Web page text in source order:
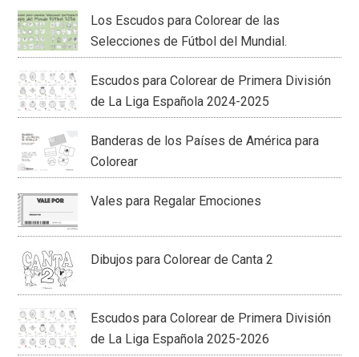
Los Escudos para Colorear de las
Selecciones de Fútbol del Mundial.
Escudos para Colorear de Primera División
de La Liga Española 2024-2025
Banderas de los Países de América para
Colorear
Vales para Regalar Emociones
Dibujos para Colorear de Canta 2
Escudos para Colorear de Primera División
de La Liga Española 2025-2026